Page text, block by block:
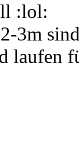
3m
laufen